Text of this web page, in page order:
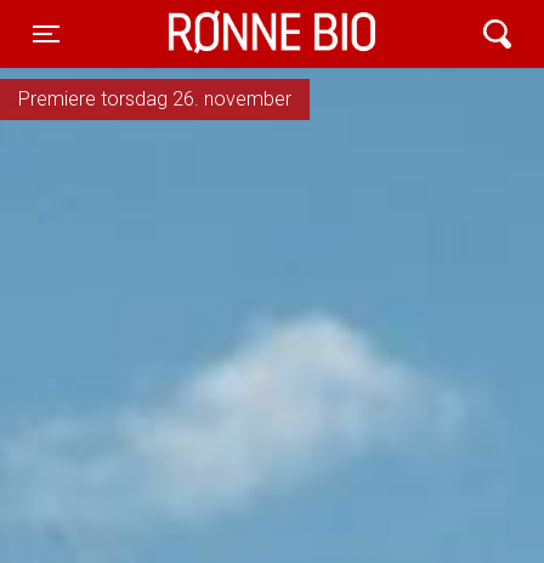
Toggle navigation
Rønne Bio
Premiere torsdag 26. november